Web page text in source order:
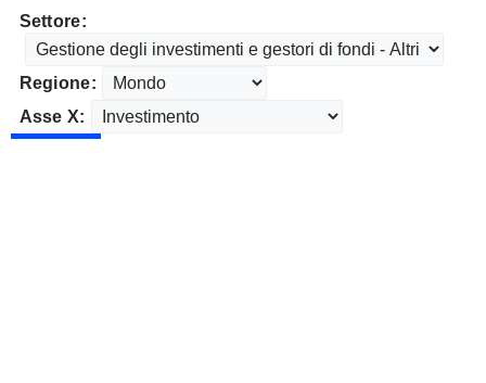
Settore:
Regione:
Asse X: